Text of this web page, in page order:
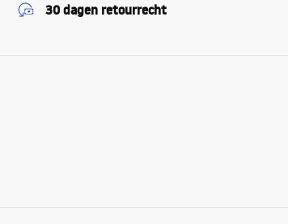
30 dagen retourrecht